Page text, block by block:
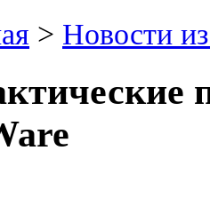
> Новости